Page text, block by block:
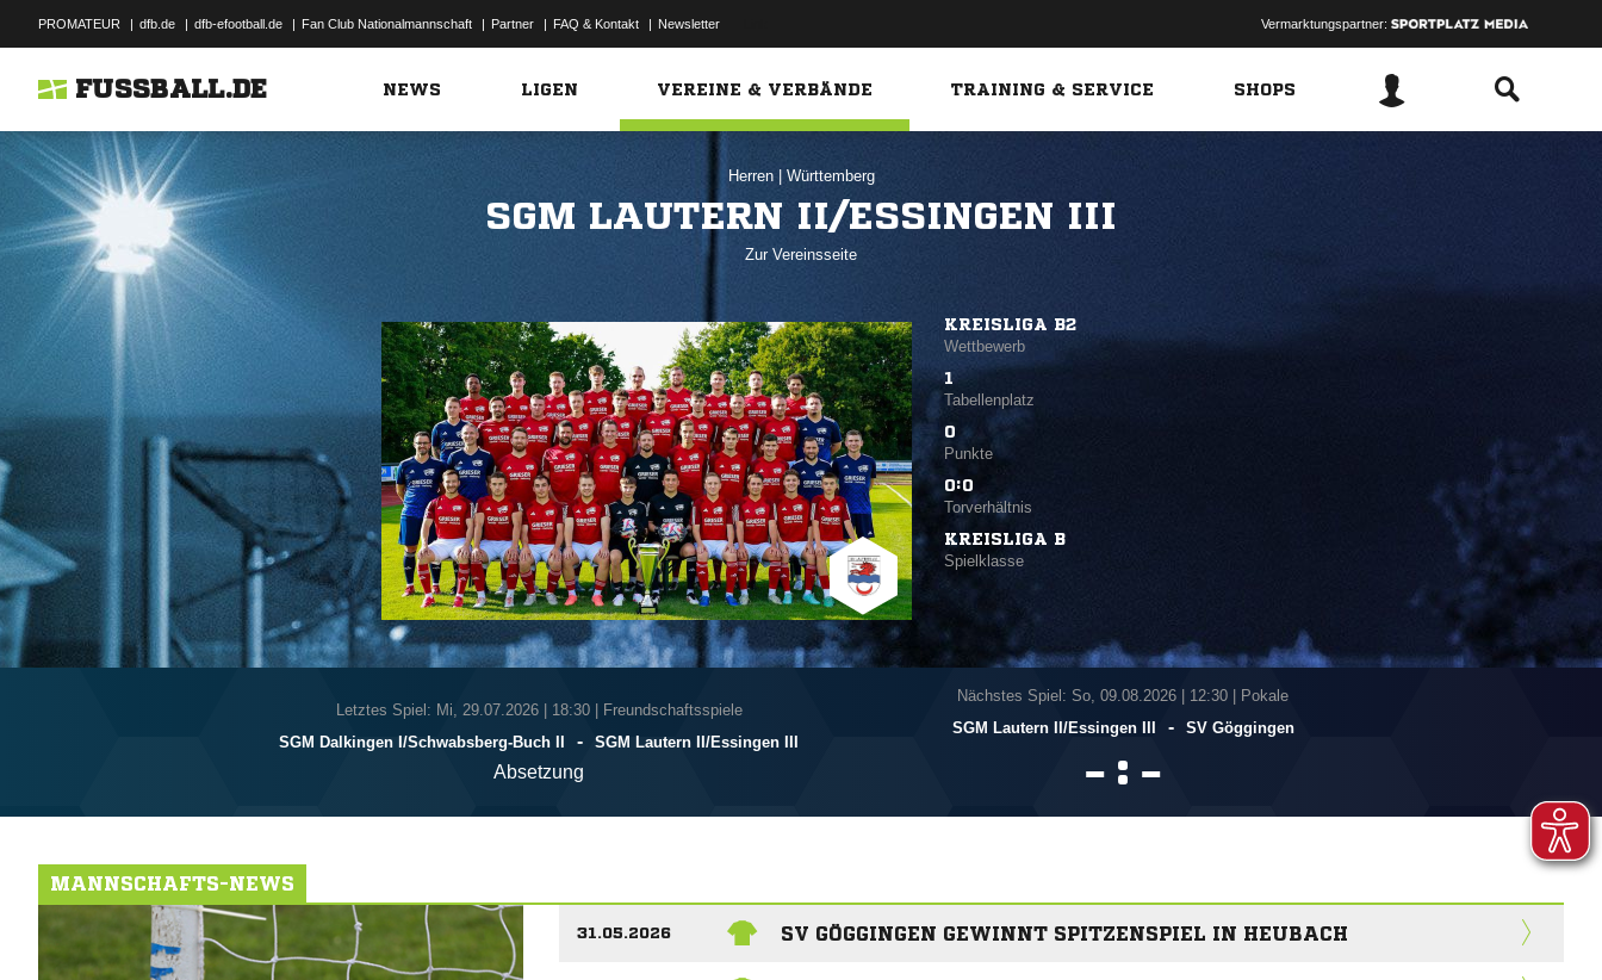
PROMATEUR | dfb.de | dfb-efootball.de | Fan Club Nationalmannschaft | Partner | FAQ & Kontakt | Newsletter Vermarktungspartner:
FUSSBALL.DE NEWS LIGEN VEREINE & VERBÄNDE TRAINING & SERVICE SHOPS
Herren Württemberg
SGM LAUTERN II/ESSINGEN III
Zur Vereinsseite
KREISLIGA B2
Wettbewerb
1
Tabellenplatz
0
Punkte
0:0
Torverhältnis
KREISLIGA B
Spielklasse
Letztes Spiel: Mi, 29.07.2026| 18:30 | Freundschaftsspiele
SGM Dalkingen I/​Schwabsberg-Buch II
- SGM Lautern II/​Essingen III
Absetzung
Nächstes Spiel: So, 09.08.2026
12:30 | Pokale
SGM Lautern II/​Essingen III
- SV Göggingen
 : 
MANNSCHAFTS-NEWS
31.05.2026 SV GÖGGINGEN GEWINNT SPITZENSPIEL IN HEUBACH